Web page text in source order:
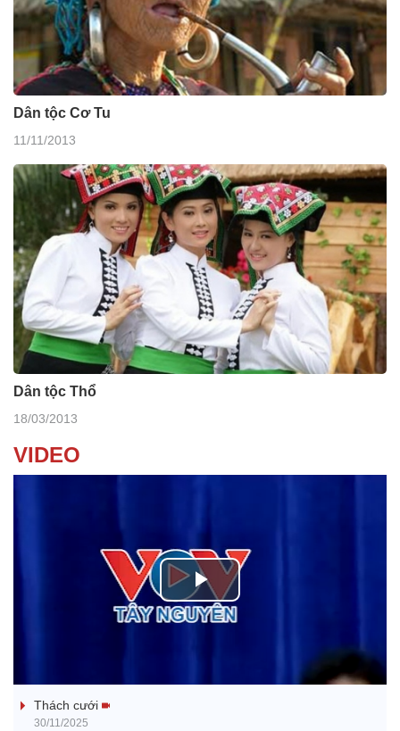
Dân tộc Cơ Tu
11/11/2013
Dân tộc Thổ
18/03/2013
VIDEO
P
a
Thách cưới
30/11/2025